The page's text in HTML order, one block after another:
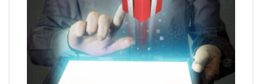
Schaeffler mejora su rentabilidad en el primer semestre de 2026
NOVA: innovación y diseño que transforman espacios de la
mano de Tormo Franquicias